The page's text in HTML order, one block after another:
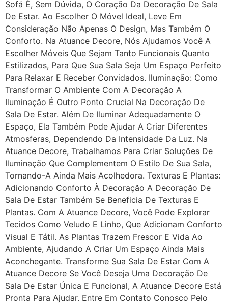
Sofá É, Sem Dúvida, O Coração Da Decoração De Sala
De Estar. Ao Escolher O Móvel Ideal, Leve Em
Consideração Não Apenas O Design, Mas Também O
Conforto. Na Atuance Decore, Nós Ajudamos Você A
Escolher Móveis Que Sejam Tanto Funcionais Quanto
Estilizados, Para Que Sua Sala Seja Um Espaço Perfeito
Para Relaxar E Receber Convidados. Iluminação: Como
Transformar O Ambiente Com A Decoração A
Iluminação É Outro Ponto Crucial Na Decoração De
Sala De Estar. Além De Iluminar Adequadamente O
Espaço, Ela Também Pode Ajudar A Criar Diferentes
Atmosferas, Dependendo Da Intensidade Da Luz. Na
Atuance Decore, Trabalhamos Para Criar Soluções De
Iluminação Que Complementem O Estilo De Sua Sala,
Tornando-A Ainda Mais Acolhedora. Texturas E Plantas:
Adicionando Conforto À Decoração A Decoração De
Sala De Estar Também Se Beneficia De Texturas E
Plantas. Com A Atuance Decore, Você Pode Explorar
Tecidos Como Veludo E Linho, Que Adicionam Conforto
Visual E Tátil. As Plantas Trazem Frescor E Vida Ao
Ambiente, Ajudando A Criar Um Espaço Ainda Mais
Aconchegante. Transforme Sua Sala De Estar Com A
Atuance Decore Se Você Deseja Uma Decoração De
Sala De Estar Única E Funcional, A Atuance Decore Está
Pronta Para Ajudar. Entre Em Contato Conosco Pelo